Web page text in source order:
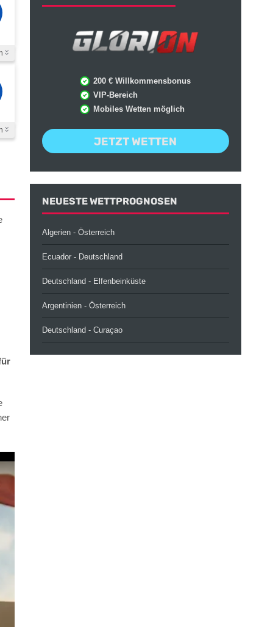
200 € Willkommensbonus
VIP-Bereich
Mobiles Wetten möglich
JETZT WETTEN
NEUESTE WETTPROGNOSEN
Algerien - Österreich
Ecuador - Deutschland
Deutschland - Elfenbeinküste
Argentinien - Österreich
Deutschland - Curaçao